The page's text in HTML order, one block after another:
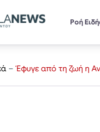
Ροή
– Έφυγε από τη ζωή η